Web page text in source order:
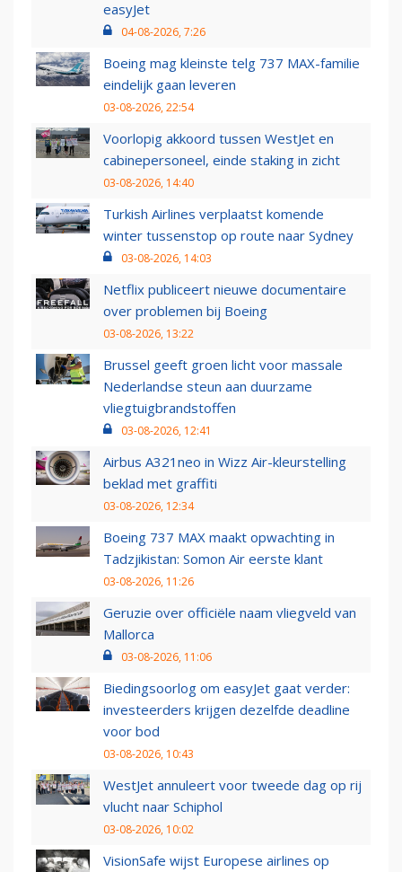
easyJet
04-08-2026, 7:26
Boeing mag kleinste telg 737 MAX-familie
eindelijk gaan leveren
03-08-2026, 22:54
Voorlopig akkoord tussen WestJet en
cabinepersoneel, einde staking in zicht
03-08-2026, 14:40
Turkish Airlines verplaatst komende
winter tussenstop op route naar Sydney
03-08-2026, 14:03
Netflix publiceert nieuwe documentaire
over problemen bij Boeing
03-08-2026, 13:22
Brussel geeft groen licht voor massale
Nederlandse steun aan duurzame
vliegtuigbrandstoffen
03-08-2026, 12:41
Airbus A321neo in Wizz Air-kleurstelling
beklad met graffiti
03-08-2026, 12:34
Boeing 737 MAX maakt opwachting in
Tadzjikistan: Somon Air eerste klant
03-08-2026, 11:26
Geruzie over officiële naam vliegveld van
Mallorca
03-08-2026, 11:06
Biedingsoorlog om easyJet gaat verder:
investeerders krijgen dezelfde deadline
voor bod
03-08-2026, 10:43
WestJet annuleert voor tweede dag op rij
vlucht naar Schiphol
03-08-2026, 10:02
VisionSafe wijst Europese airlines op